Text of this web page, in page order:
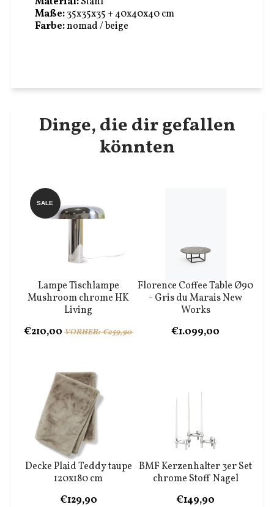
Maße:35x35x35 + 40x40x40 cm
Farbe:nomad / beige
Dinge, die dir gefallen
könnten
Lampe Tischlampe
Mushroom chrome HK
Living
SALE
€210,00 VORHER: €259,90
Florence Coffee Table Ø90
- Gris du Marais New
Works
€1.099,00
Decke Plaid Teddy taupe
120x180 cm
€129,90
BMF Kerzenhalter 3er Set
chrome Stoff Nagel
€149,90